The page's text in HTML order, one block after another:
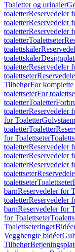
Toaletter og urinaler
toaletterReservedeler
toaletterReservedeler
toaletterReservedeler
toaletterToalettseter
toalettskåler
toalettskåler
toaletterReservedeler
toalettseter
TilbehørFor komplette
toalettseterFor
toaletterToaletter
toaletterReservedeler
for Toaletter
toaletterToaletter
for Toalettseter
toaletterReservedeler
toaletterReservedeler
toaletterReservedeler
toalettseter
toalettseterToalettseter
barnReservedeler for
toaletterReservedeler
barnReservedeler for
for Toalettseter
Toalettseteringer
Vegghengte bidéer
Tilbehør